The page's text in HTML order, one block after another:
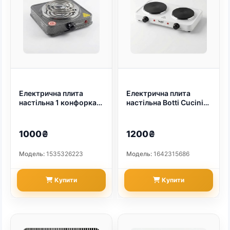
Електрична плита
настільна 1 конфорка
дачі 1000 Вт (Сіра)
(арт. 5122)
1000₴
Модель: 1535326223
Купити
Електрична плита
настільна Botti Cucini
електроплитка для
дачі та гуртожитку
1200₴
Модель: 1642315686
Купити